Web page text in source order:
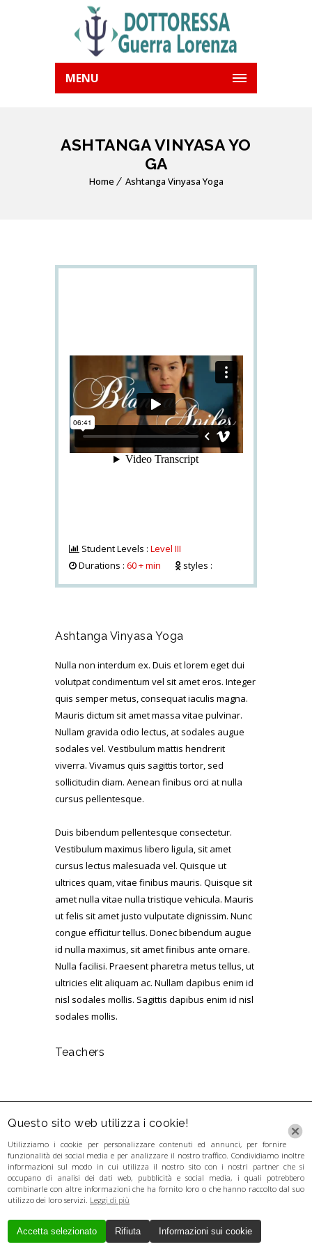
MENU
ASHTANGA VINYASA YO
GA
Home Ashtanga Vinyasa Yoga
Student Levels : Level III
Durations : 60 + min styles :
Ashtanga Vinyasa Yoga
Nulla non interdum ex. Duis et lorem eget dui
volutpat condimentum vel sit amet eros. Integer
quis semper metus, consequat iaculis magna.
Mauris dictum sit amet massa vitae pulvinar.
Nullam gravida odio lectus, at sodales augue
sodales vel. Vestibulum mattis hendrerit
viverra. Vivamus quis sagittis tortor, sed
sollicitudin diam. Aenean finibus orci at nulla
cursus pellentesque.
Duis bibendum pellentesque consectetur.
Vestibulum maximus libero ligula, sit amet
cursus lectus malesuada vel. Quisque ut
ultrices quam, vitae finibus mauris. Quisque sit
amet nulla vitae nulla tristique vehicula. Mauris
ut felis sit amet justo vulputate dignissim. Nunc
congue efficitur tellus. Donec bibendum augue
id nulla maximus, sit amet finibus ante ornare.
Nulla facilisi. Praesent pharetra metus tellus, ut
ultricies elit aliquam ac. Nullam dapibus enim id
nisl sodales mollis. Sagittis dapibus enim id nisl
sodales mollis.
Teachers
Creato da Local Web
Copyrights © 2017
Questo sito web utilizza i cookie!
Utilizziamo i cookie per personalizzare contenuti ed annunci, per fornire
funzionalità dei social media e per analizzare il nostro traffico. Condividiamo inoltre
informazioni sul modo in cui utilizza il nostro sito con i nostri partner che si
occupano di analisi dei dati web, pubblicità e social media, i quali potrebbero
combinarle con altre informazioni che ha fornito loro o che hanno raccolto dal suo
utilizzo dei loro servizi. Leggi di più
Accetta selezionato Rifiuta Informazioni sui cookie